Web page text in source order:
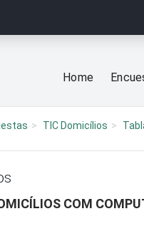
Home
TIC Domicílios
COM